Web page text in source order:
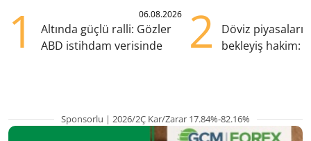
1 06.08.2026
Altında güçlü ralli: Gözler
ABD istihdam verisinde
2
Döviz
bekleyiş hakim:
Sponsorlu | 2026/2Ç Kar/Zarar 17.84%-82.16%